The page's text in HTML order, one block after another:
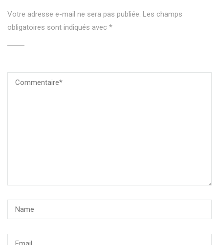
Votre adresse e-mail ne sera pas publiée. Les champs
obligatoires sont indiqués avec *